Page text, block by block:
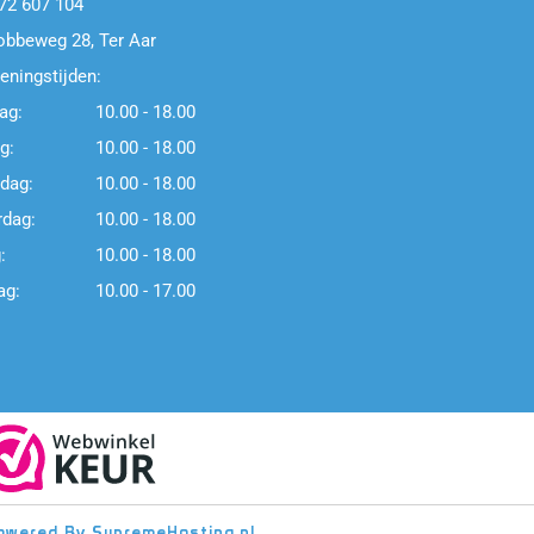
607 104
28, Ter Aar
10.00 - 18.00
10.00 - 18.00
10.00 - 18.00
10.00 - 18.00
10.00 - 18.00
10.00 - 17.00